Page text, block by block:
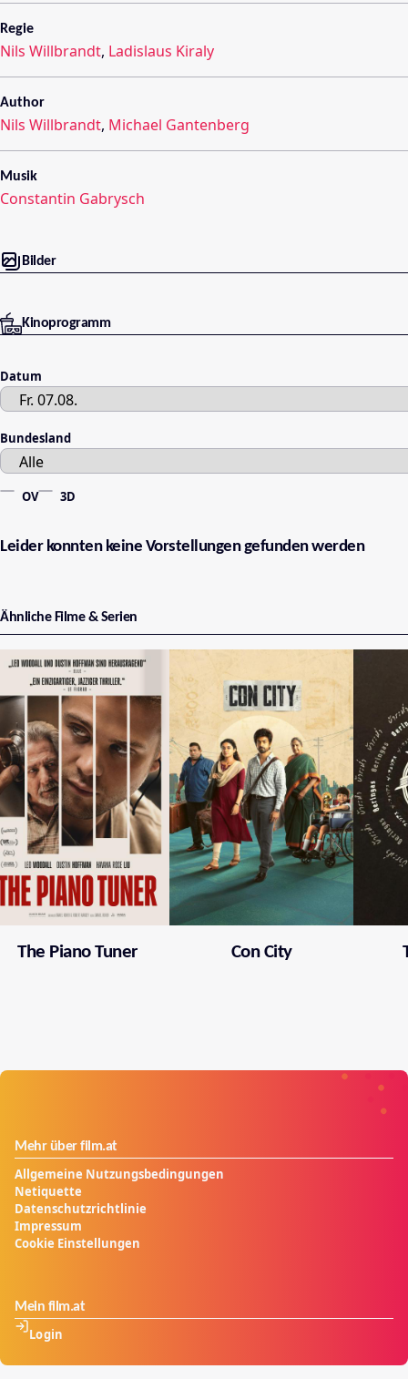
Regie
Nils Willbrandt, Ladislaus Kiraly
Author
Nils Willbrandt, Michael Gantenberg
Musik
Constantin Gabrysch
Bilder
Kinoprogramm
Datum
Bundesland
OV 3D
Leider konnten keine Vorstellungen gefunden werden
Ähnliche Filme & Serien
The Piano Tuner Con City
Mehr über film.at
Allgemeine Nutzungsbedingungen
Netiquette
Datenschutzrichtlinie
Impressum
Cookie Einstellungen
Mein film.at
Login